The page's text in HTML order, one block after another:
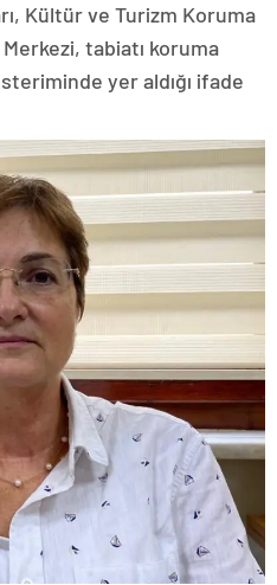
Kültür ve Turizm Koruma
tabiatı koruma
yer aldığı ifade